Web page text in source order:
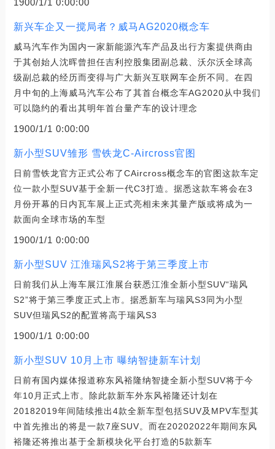
1900/1/1 0:00:00
新兴车企又一搅局者？威马AG2020概念车
威马汽车作为国内一家新能源汽车产品及出行方案提供商由
于其创始人沈晖曾担任吉利控股集团副总裁、沃尔沃全球高
级副总裁的经历而变得与广大新兴互联网车企所不同。在四
月中旬的上海威马汽车公布了其首台概念车AG2020从中我们
可以隐约的看出其明年首台量产车的设计理念
1900/1/1 0:00:00
新小型SUV雏形 雪铁龙C-Aircross官图
日前雪铁龙官方正式公布了CAircross概念车的官图这款车定
位一款小型SUV基于全新一代C3打造。据悉这款车将会在3
月份开幕的日内瓦车展上正式亮相未来其量产版或将成为一
款面向全球市场的车型
1900/1/1 0:00:00
新小型SUV 江淮瑞风S2将于第三季度上市
日前我们从上海车展江淮展台获悉江淮全新小型SUV“瑞风
S2”将于第三季度正式上市。据悉新车与瑞风S3同为小型
SUV但瑞风S2的配置将高于瑞风S3
1900/1/1 0:00:00
新小型SUV 10月上市 曝纳智捷新车计划
日前有国内媒体报道称东风裕隆纳智捷全新小型SUV将于今
年10月正式上市。除此款新车外东风裕隆还计划在
20182019年间陆续推出4款全新车型包括SUV及MPV车型其
中首先推出的将是一款7座SUV。而在20202022年期间东风
裕隆还将推出基于全新模块化平台打造的5款新车